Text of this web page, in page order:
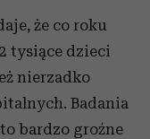
że co roku
tysiące dzieci
nierzadko
Badania
bardzo groźne